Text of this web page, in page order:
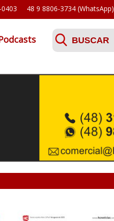
48 9 8806-3734 (WhatsApp)